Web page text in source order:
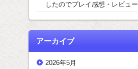
したのでプレイ感想・レビュー
アーカイブ
2026年5月